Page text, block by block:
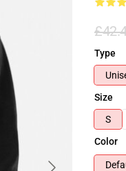
Type
Size
S
Color